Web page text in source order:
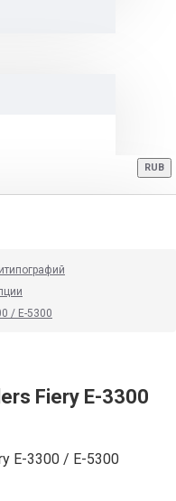
RUB
/ E-5300
Fiery E-3300